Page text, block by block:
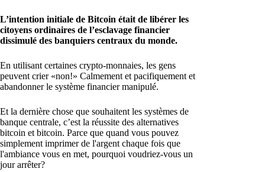
L’intention initiale de Bitcoin était de libérer les
citoyens ordinaires de l’esclavage financier
dissimulé des banquiers centraux du monde.
En utilisant certaines crypto-monnaies, les gens
peuvent crier «non!» Calmement et pacifiquement et
abandonner le système financier manipulé.
Et la dernière chose que souhaitent les systèmes de
banque centrale, c’est la réussite des alternatives
bitcoin et bitcoin. Parce que quand vous pouvez
simplement imprimer de l'argent chaque fois que
l'ambiance vous en met, pourquoi voudriez-vous un
jour arrêter?